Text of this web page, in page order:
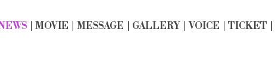
EWS MOVIE MESSAGE GALLERY VOICE TICKET